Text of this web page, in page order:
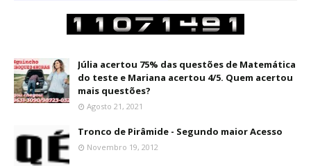
Júlia acertou 75% das questões de Matemática
do teste e Mariana acertou 4/5. Quem acertou
mais questões?
Agosto 21, 2021
Tronco de Pirâmide - Segundo maior Acesso
Novembro 19, 2012